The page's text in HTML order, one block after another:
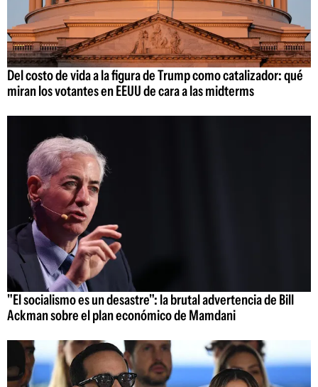
Del costo de vida a la figura de Trump como catalizador: qué
miran los votantes en EEUU de cara a las midterms
"El socialismo es un desastre": la brutal advertencia de Bill
Ackman sobre el plan económico de Mamdani